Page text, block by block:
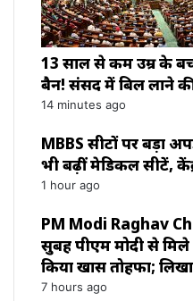
13 साल से कम उम्र के
बैन! संसद में बिल लाने की
14 minutes ago
MBBS सीटों पर बड़ा
भी बढ़ीं मेडिकल सीटें,
1 hour ago
PM Modi Raghav
सुबह पीएम मोदी से मिले
किया खास तोहफा;
7 hours ago